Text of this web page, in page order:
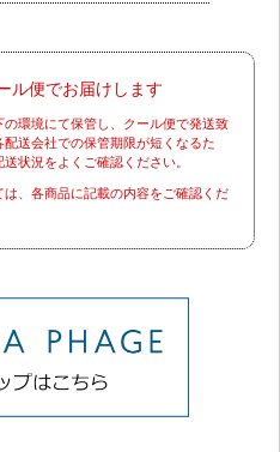
ル便でお届けします
環境にて保管し、クール便で発送致
送会社での保管期限が短くなるた
状況をよくご確認ください。
、各商品に記載の内容をご確認くだ